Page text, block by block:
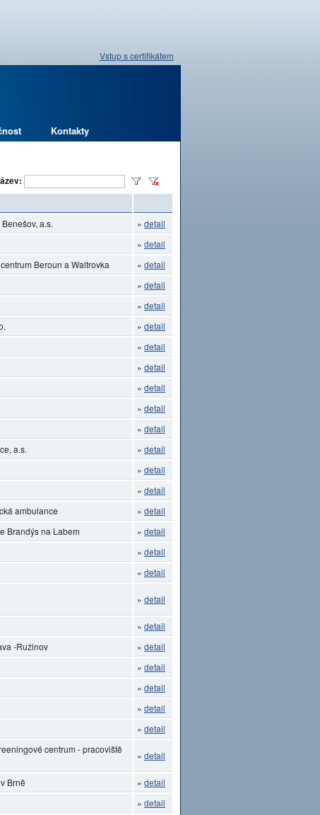
Vstup s certifikátem
Kontakty
a.s. » detail
» detail
Beroun a Waltrovka » detail
» detail
» detail
» detail
» detail
» detail
» detail
» detail
» detail
a.s. » detail
» detail
» detail
ambulance » detail
Brandýs na Labem » detail
» detail
» detail
» detail
» detail
-Ružinov » detail
» detail
» detail
» detail
» detail
centrum - pracoviště
» detail
Brně » detail
» detail